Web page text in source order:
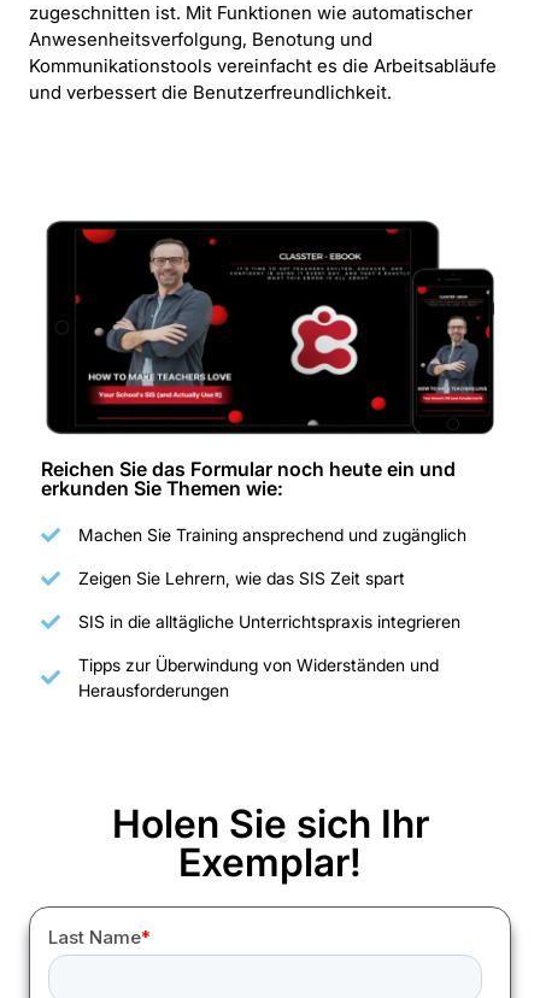
zugeschnitten ist. Mit Funktionen wie automatischer
Anwesenheitsverfolgung, Benotung und
Kommunikationstools vereinfacht es die Arbeitsabläufe
und verbessert die Benutzerfreundlichkeit.
Reichen Sie das Formular noch heute ein und
erkunden Sie Themen wie:
Machen Sie Training ansprechend und zugänglich
Zeigen Sie Lehrern, wie das SIS Zeit spart
SIS in die alltägliche Unterrichtspraxis integrieren
Tipps zur Überwindung von Widerständen und
Herausforderungen
Holen Sie sich Ihr
Exemplar!